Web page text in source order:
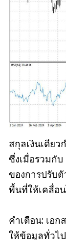
สกุลเงินเดีย
ซึ่งเมื่อรวมกั
ของการปรับ
พื้นที่ให้เคลื่อ
คำเตือน: เอ
ให้ข้อมูลทั่วไ